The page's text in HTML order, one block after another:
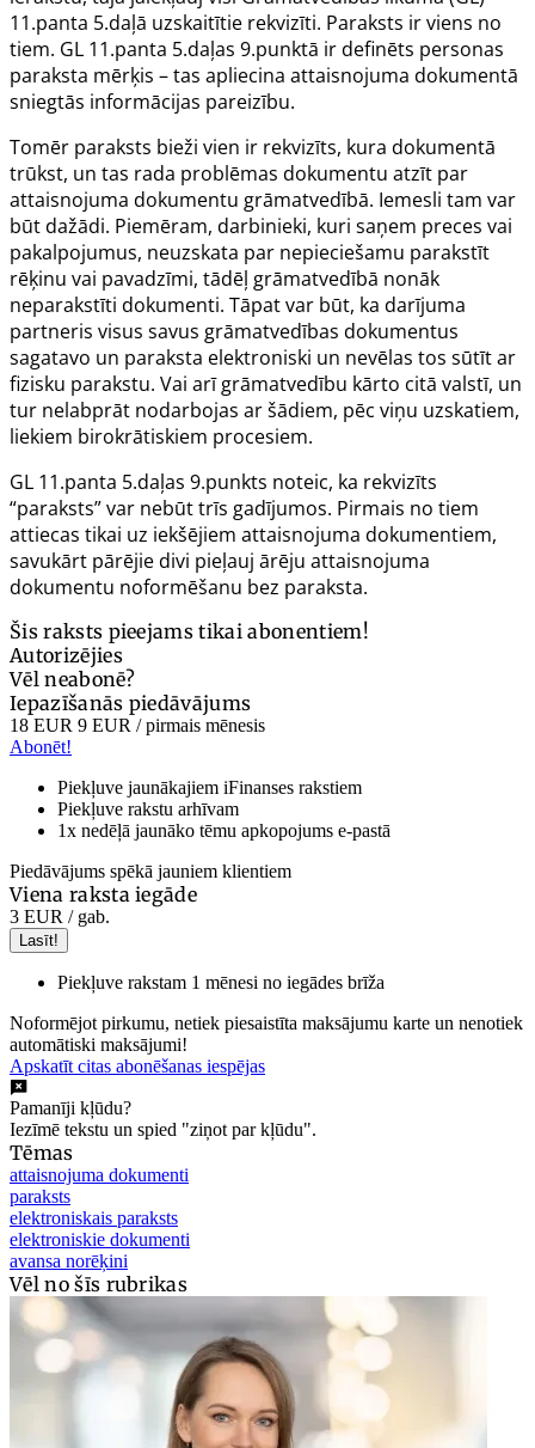
11.panta 5.daļā uzskaitītie rekvizīti. Paraksts ir viens no
tiem. GL 11.panta 5.daļas 9.punktā ir definēts personas
paraksta mērķis – tas apliecina attaisnojuma dokumentā
sniegtās informācijas pareizību.
Tomēr paraksts bieži vien ir rekvizīts, kura dokumentā
trūkst, un tas rada problēmas dokumentu atzīt par
attaisnojuma dokumentu grāmatvedībā. Iemesli tam var
būt dažādi. Piemēram, darbinieki, kuri saņem preces vai
pakalpojumus, neuzskata par nepieciešamu parakstīt
rēķinu vai pavadzīmi, tādēļ grāmatvedībā nonāk
neparakstīti dokumenti. Tāpat var būt, ka darījuma
partneris visus savus grāmatvedības dokumentus
sagatavo un paraksta elektroniski un nevēlas tos sūtīt ar
fizisku parakstu. Vai arī grāmatvedību kārto citā valstī, un
tur nelabprāt nodarbojas ar šādiem, pēc viņu uzskatiem,
liekiem birokrātiskiem procesiem.
GL 11.panta 5.daļas 9.punkts noteic, ka rekvizīts
“paraksts” var nebūt trīs gadījumos. Pirmais no tiem
attiecas tikai uz iekšējiem attaisnojuma dokumentiem,
savukārt pārējie divi pieļauj ārēju attaisnojuma
dokumentu noformēšanu bez paraksta.
Šis raksts pieejams tikai abonentiem!
Autorizējies
Vēl neabonē?
Iepazīšanās piedāvājums
18 EUR 9 EUR / pirmais mēnesis
Abonēt!
Piekļuve jaunākajiem iFinanses rakstiem
Piekļuve rakstu arhīvam
1x nedēļā jaunāko tēmu apkopojums e-pastā
Piedāvājums spēkā jauniem klientiem
Viena raksta iegāde
3 EUR / gab.
Lasīt!
Piekļuve rakstam 1 mēnesi no iegādes brīža
Noformējot pirkumu, netiek piesaistīta maksājumu karte un nenotiek
automātiski maksājumi!
Apskatīt citas abonēšanas iespējas
Pamanīji kļūdu?
Iezīmē tekstu un spied "ziņot par kļūdu".
Tēmas
attaisnojuma dokumenti
paraksts
elektroniskais paraksts
elektroniskie dokumenti
avansa norēķini
Vēl no šīs rubrikas